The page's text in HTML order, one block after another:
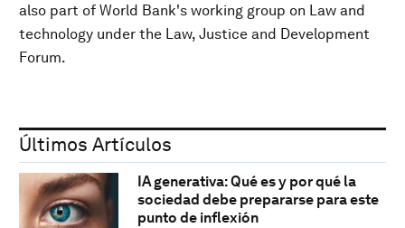
also part of World Bank's working group on Law and
technology under the Law, Justice and Development
Forum.
Últimos Artículos
IA generativa: Qué es y por qué la
sociedad debe prepararse para este
punto de inflexión